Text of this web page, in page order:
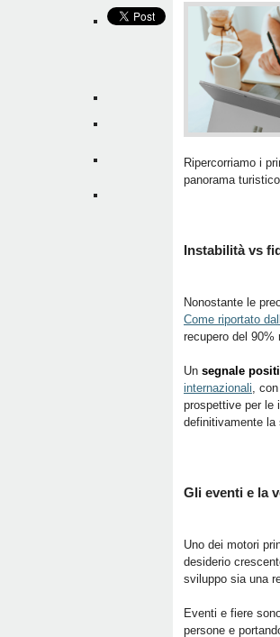
Ripercorriamo i
panorama
Instabilità vs
Nonostante le
Come riportato
recupero del 90%
Un segnale
internazionali,
prospettive per le
definitivamente la
Gli eventi e la
Uno dei motori
desiderio
sviluppo sia una
Eventi e fiere
persone e